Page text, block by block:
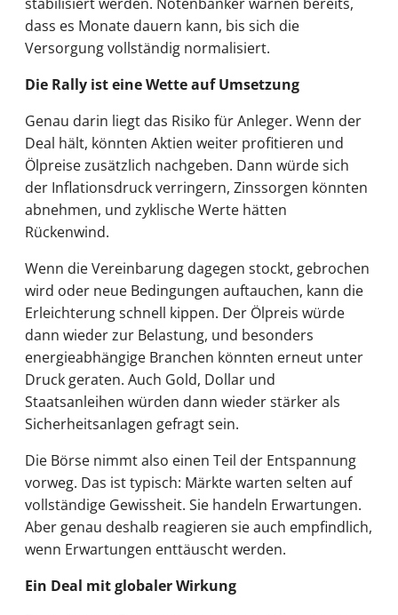
dass es Monate dauern kann, bis sich die
Versorgung vollständig normalisiert.
Die Rally ist eine Wette auf Umsetzung
Genau darin liegt das Risiko für Anleger. Wenn der
Deal hält, könnten Aktien weiter profitieren und
Ölpreise zusätzlich nachgeben. Dann würde sich
der Inflationsdruck verringern, Zinssorgen könnten
abnehmen, und zyklische Werte hätten
Rückenwind.
Wenn die Vereinbarung dagegen stockt, gebrochen
wird oder neue Bedingungen auftauchen, kann die
Erleichterung schnell kippen. Der Ölpreis würde
dann wieder zur Belastung, und besonders
energieabhängige Branchen könnten erneut unter
Druck geraten. Auch Gold, Dollar und
Staatsanleihen würden dann wieder stärker als
Sicherheitsanlagen gefragt sein.
Die Börse nimmt also einen Teil der Entspannung
vorweg. Das ist typisch: Märkte warten selten auf
vollständige Gewissheit. Sie handeln Erwartungen.
Aber genau deshalb reagieren sie auch empfindlich,
wenn Erwartungen enttäuscht werden.
Ein Deal mit globaler Wirkung